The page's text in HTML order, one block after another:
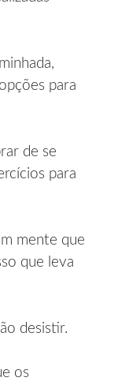
para
de se
para
mente que
que leva
desistir.
os